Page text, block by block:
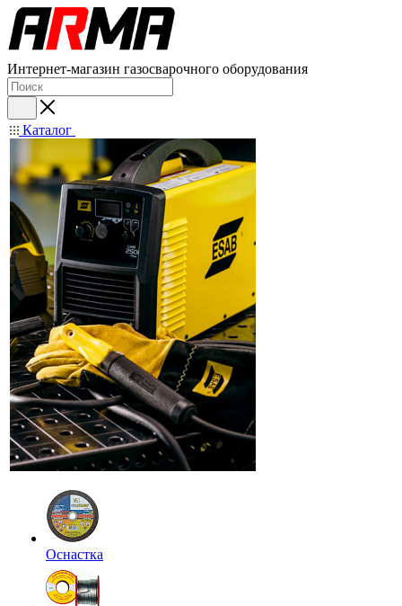
Интернет-магазин газосварочного оборудования
Каталог
Оснастка